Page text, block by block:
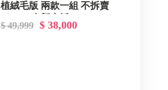
植絨毛版 兩款一組 不拆賣
$ 49,999 $ 38,000